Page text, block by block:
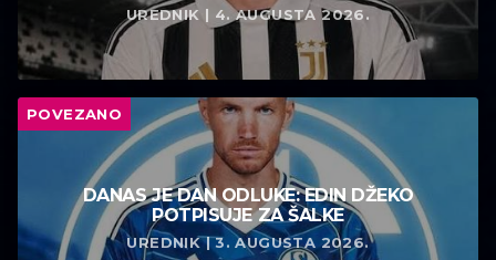
UREDNIK | 4. AUGUSTA 2026.
POVEZANO
DANAS JE DAN ODLUKE: EDIN DŽEKO
POTPISUJE ZA ŠALKE
UREDNIK | 3. AUGUSTA 2026.